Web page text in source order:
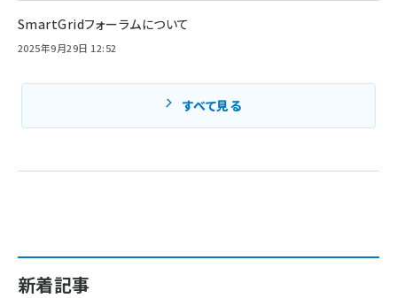
新着記事
SmartGridフォーラムについて
2025年9月29日 12:52
すべて見る